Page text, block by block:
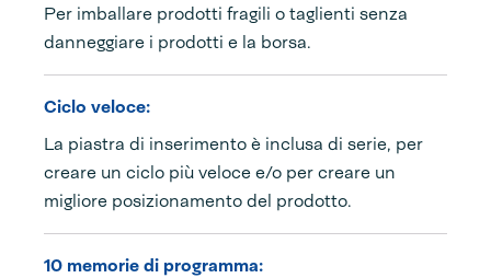
Per imballare prodotti fragili o taglienti senza
danneggiare i prodotti e la borsa.
Ciclo veloce:
La piastra di inserimento è inclusa di serie, per
creare un ciclo più veloce e/o per creare un
migliore posizionamento del prodotto.
10 memorie di programma: